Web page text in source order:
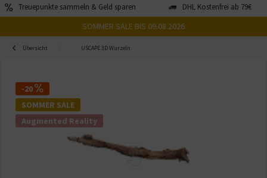
Treuepunkte sammeln & Geld sparen DHL Kostenfrei ab 79€
SOMMER SALE BIS 09.08.2026
Übersicht USCAPE 3D Wurzeln
-20
SOMMER SALE
Augmented Reality